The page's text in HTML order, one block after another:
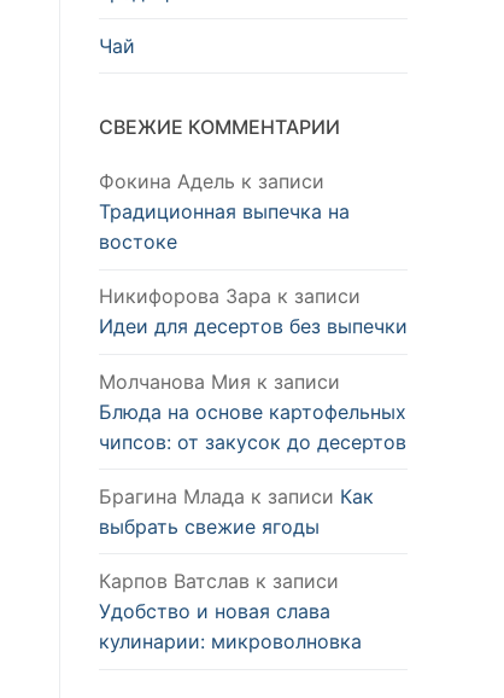
Чай
СВЕЖИЕ КОММЕНТАРИИ
Фокина Адель к записи
Традиционная выпечка на
востоке
Никифорова Зара к записи
Идеи для десертов без выпечки
Молчанова Мия к записи
Блюда на основе картофельных
чипсов: от закусок до десертов
Брагина Млада к записи Как
выбрать свежие ягоды
Карпов Ватслав к записи
Удобство и новая слава
кулинарии: микроволновка